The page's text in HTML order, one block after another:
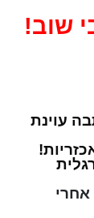
שוב!
עוינת
אחרי